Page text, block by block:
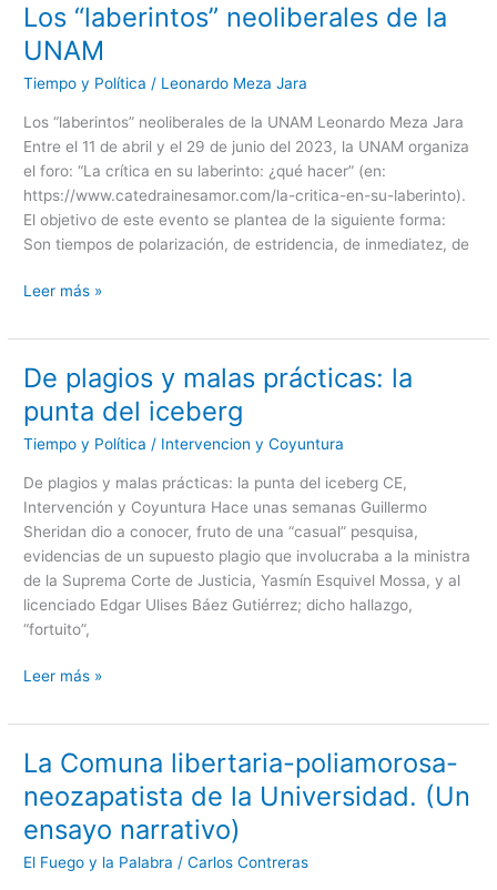
Los “laberintos” neoliberales de la
UNAM
Tiempo y Política / Leonardo Meza Jara
Los “laberintos” neoliberales de la UNAM Leonardo Meza Jara
Entre el 11 de abril y el 29 de junio del 2023, la UNAM organiza
el foro: “La crítica en su laberinto: ¿qué hacer” (en:
https://www.catedrainesamor.com/la-critica-en-su-laberinto).
El objetivo de este evento se plantea de la siguiente forma:
Son tiempos de polarización, de estridencia, de inmediatez, de
Los
“laberintos”
neoliberales
de
Leer más »
De plagios y malas prácticas: la
punta del iceberg
Tiempo y Política / Intervencion y Coyuntura
De plagios y malas prácticas: la punta del iceberg CE,
Intervención y Coyuntura Hace unas semanas Guillermo
Sheridan dio a conocer, fruto de una “casual” pesquisa,
evidencias de un supuesto plagio que involucraba a la ministra
de la Suprema Corte de Justicia, Yasmín Esquivel Mossa, y al
licenciado Edgar Ulises Báez Gutiérrez; dicho hallazgo,
“fortuito”,
De
plagios
y
malas
Leer más »
La Comuna libertaria-poliamorosa-
neozapatista de la Universidad. (Un
ensayo narrativo)
El Fuego y la Palabra /Carlos Contreras
La
libertaria-
poliamorosa-
neozapatista